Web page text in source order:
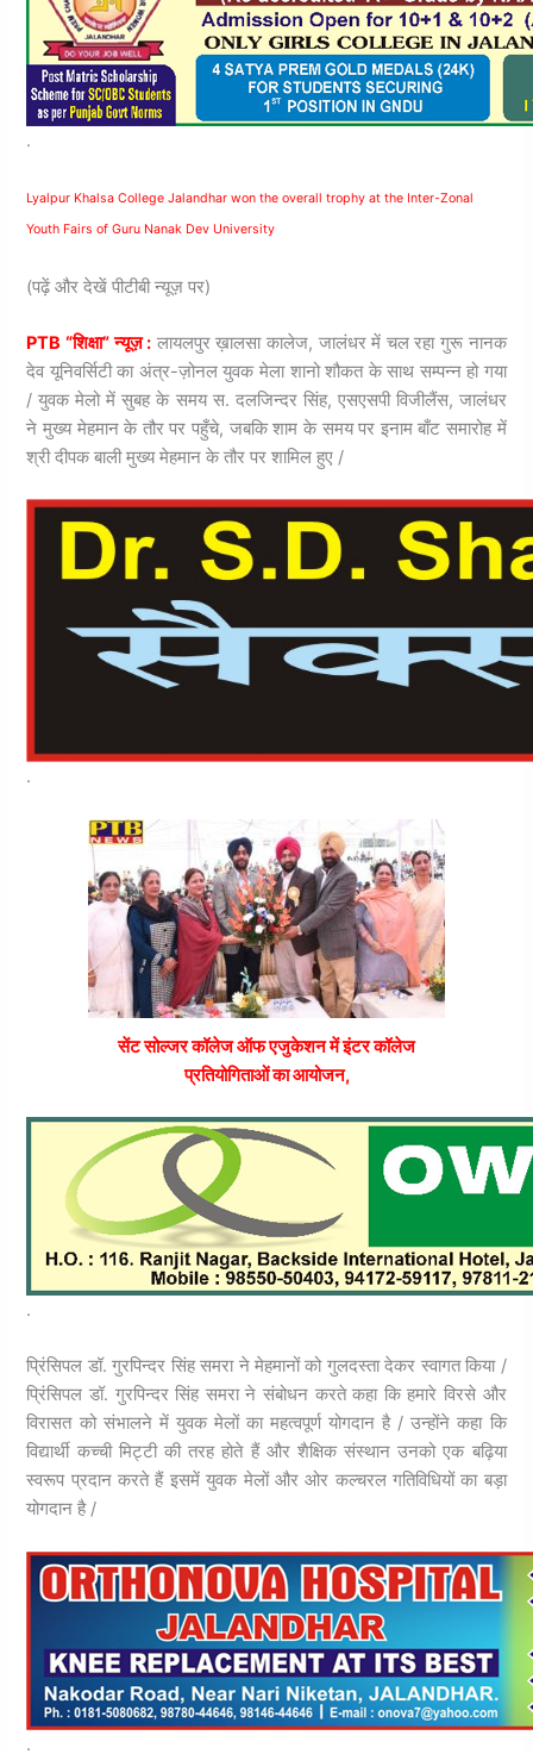
.
Lyalpur Khalsa College Jalandhar won the overall trophy at the Inter-Zonal
Youth Fairs of Guru Nanak Dev University
(पढ़ें और देखें पीटीबी न्यूज़ पर)
PTB “शिक्षा” न्यूज़ : लायलपुर ख़ालसा कालेज, जालंधर में चल रहा गुरू नानक
देव यूनिवर्सिटी का अंत्र-ज़ोनल युवक मेला शानो शौकत के साथ सम्पन्न हो गया
/ युवक मेलो में सुबह के समय स. दलजिन्दर सिंह, एसएसपी विजीलैंस, जालंधर
ने मुख्य मेहमान के तौर पर पहुँचे, जबकि शाम के समय पर इनाम बाँट समारोह में
श्री दीपक बाली मुख्य मेहमान के तौर पर शामिल हुए /
.
सेंट सोल्जर कॉलेज ऑफ एजुकेशन में इंटर कॉलेज
प्रतियोगिताओं का आयोजन,
.
प्रिंसिपल डॉ. गुरपिन्दर सिंह समरा ने मेहमानों को गुलदस्ता देकर स्वागत किया /
प्रिंसिपल डॉ. गुरपिन्दर सिंह समरा ने संबोधन करते कहा कि हमारे विरसे और
विरासत को संभालने में युवक मेलों का महत्वपूर्ण योगदान है / उन्होंने कहा कि
विद्यार्थी कच्ची मिट्टी की तरह होते हैं और शैक्षिक संस्थान उनको एक बढ़िया
स्वरूप प्रदान करते हैं इसमें युवक मेलों और ओर कल्चरल गतिविधियों का बड़ा
योगदान है /
.